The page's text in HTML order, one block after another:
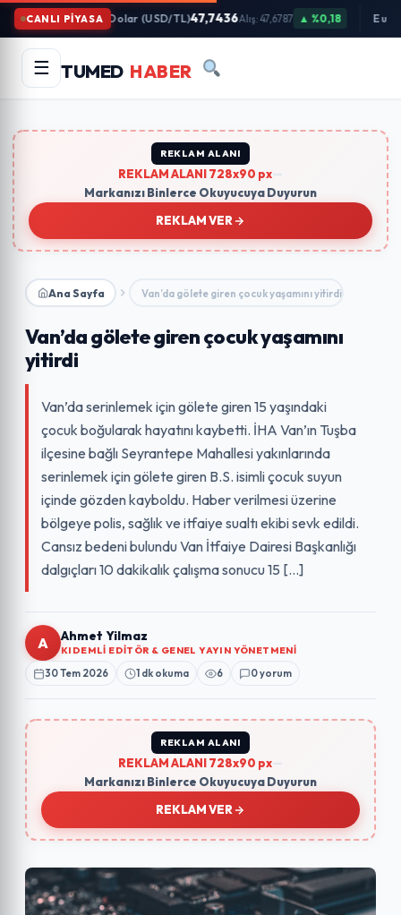
İçeriğe
Atla
CANLI PİYASA Dolar (USD/TL)47,7436Alış: 47,6787 ▲ %0,18 Euro
☰ TUMED HABER
Arama
yapın:
REKLAM ALANI
REKLAM ALANI 728x90 px
Markanızı Binlerce Okuyucuya Duyurun
REKLAM VER
Ana Sayfa Van’da gölete giren çocuk yaşamını yitirdi
Van’da gölete giren çocuk yaşamını
yitirdi
Van’da serinlemek için gölete giren 15 yaşındaki
çocuk boğularak hayatını kaybetti. İHA Van’ın Tuşba
ilçesine bağlı Seyrantepe Mahallesi yakınlarında
serinlemek için gölete giren B.S. isimli çocuk suyun
içinde gözden kayboldu. Haber verilmesi üzerine
bölgeye polis, sağlık ve itfaiye sualtı ekibi sevk edildi.
Cansız bedeni bulundu Van İtfaiye Dairesi Başkanlığı
dalgıçları 10 dakikalık çalışma sonucu 15 […]
A Ahmet Yilmaz
KIDEMLI EDITÖR & GENEL YAYIN YÖNETMENI
30 Tem 2026 1 dk okuma 6 0 yorum
REKLAM ALANI
REKLAM ALANI 728x90 px
Markanızı Binlerce Okuyucuya Duyurun
REKLAM VER